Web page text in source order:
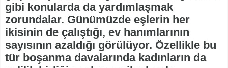
gibi konularda da yardımlaşmak
zorundalar. Günümüzde eşlerin her
ikisinin de çalıştığı, ev hanımlarının
sayısının azaldığı görülüyor. Özellikle bu
tür boşanma davalarında kadınların da